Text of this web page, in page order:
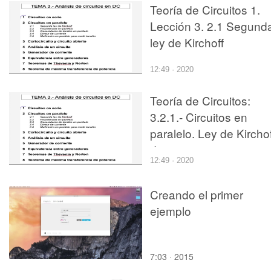
Teoría de Circuitos 1.
Lección 3. 2.1
ley de Kirchoff
12:49 · 2020
Teoría de Circuitos:
3.2.1.- Circuitos en
paralelo. Ley de
de corrientes
12:49 · 2020
Creando el primer
ejemplo
7:03 · 2015